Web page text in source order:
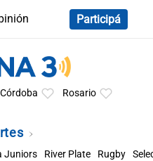
Participá
Córdoba Rosario
Juniors River Plate Rugby